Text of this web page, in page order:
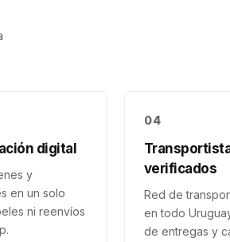
digital
y
en un solo
ni reenvíos
04
verificados
Red de
en todo
de entregas y